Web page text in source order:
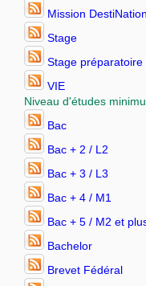
Mission
Stage
Stage préparatoire
VIE
Niveau d'études
Bac
Bac + 2 / L2
Bac + 3 / L3
Bac + 4 / M1
Bac + 5 / M2 et
Bachelor
Brevet Fédéral